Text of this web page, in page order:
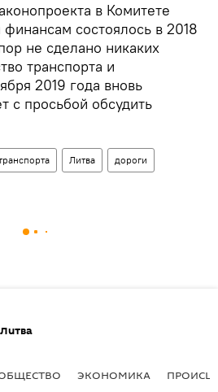
в Комитете
состоялось в 2018
не сделано никаких
транспорта и
2019 года вновь
с просьбой обсудить
Литва дороги
Литва
ЭКОНОМИКА